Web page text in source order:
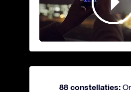
88 constellaties: